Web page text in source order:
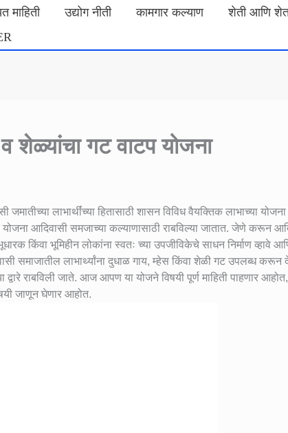
माहिती उद्योग नीती कामगार कल्याण
शेती आणि
व शेळ्यांचा गट वाटप योजना
जमातीच्या लाभार्थींच्या हितासाठी शासन विविध वैयक्तिक लाभाच्या योजना
आदिवासी समजाच्या कल्याणासाठी राबविल्या जातात. जेणे करून
किंवा भूमिहीन लोकांना स्वतः च्या उपजीविकेचे साधन निर्माण व्हावे
समाजातील लाभार्थ्यांना दुधाळ गाय, म्हेस किंवा शेळी गट उपलब्ध करून
राबविली जाते. आज आपण या योजने विषयी पूर्ण माहिती पाहणार
जाणून घेणार आहोत.